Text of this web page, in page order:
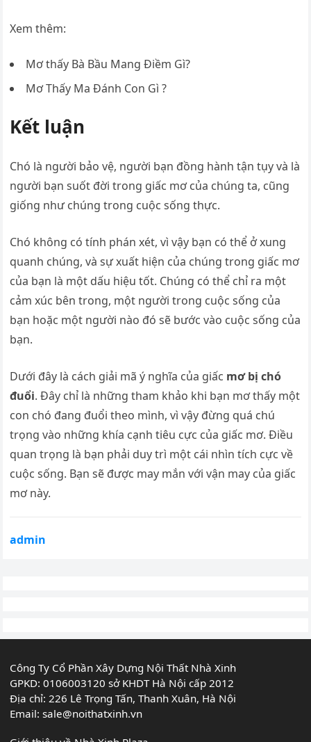
Xem thêm:
Mơ thấy Bà Bầu Mang Điềm Gì?
Mơ Thấy Ma Đánh Con Gì ?
Kết luận
Chó là người bảo vệ, người bạn đồng hành tận tụy và là
người bạn suốt đời trong giấc mơ của chúng ta, cũng
giống như chúng trong cuộc sống thực.
Chó không có tính phán xét, vì vậy bạn có thể ở xung
quanh chúng, và sự xuất hiện của chúng trong giấc mơ
của bạn là một dấu hiệu tốt. Chúng có thể chỉ ra một
cảm xúc bên trong, một người trong cuộc sống của
bạn hoặc một người nào đó sẽ bước vào cuộc sống của
bạn.
Dưới đây là cách giải mã ý nghĩa của giấc mơ bị chó
đuổi. Đây chỉ là những tham khảo khi bạn mơ thấy một
con chó đang đuổi theo mình, vì vậy đừng quá chú
trọng vào những khía cạnh tiêu cực của giấc mơ. Điều
quan trọng là bạn phải duy trì một cái nhìn tích cực về
cuộc sống. Bạn sẽ được may mắn với vận may của giấc
mơ này.
admin
Công Ty Cổ Phần Xây Dựng Nội Thất Nhà Xinh
GPKD: 0106003120 sở KHDT Hà Nội cấp 2012
Địa chỉ: 226 Lê Trọng Tấn, Thanh Xuân, Hà Nội
Email:sale@noithatxinh.vn